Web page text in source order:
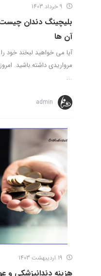
بلیچینگ دندان
آن ها
آیا می خواهید لبخند خود
مرواریدی داشته باشید.
...
admin
هزینه دندانپزشکی و